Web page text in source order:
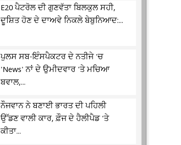
E20 ਪੈਟਰੋਲ ਦੀ ਗੁਣਵੱਤਾ ਬਿਲਕੁਲ ਸਹੀ,
ਦੂਸ਼ਿਤ ਹੋਣ ਦੇ ਦਾਅਵੇ ਨਿਕਲੇ ਬੇਬੁਨਿਆਦ:...
ਪੁਲਸ ਸਬ-ਇੰਸਪੈਕਟਰ ਦੇ ਨਤੀਜੇ 'ਚ
'News' ਨਾਂ ਦੇ ਉਮੀਦਵਾਰ 'ਤੇ ਮਚਿਆ
ਬਵਾਲ,...
ਨੌਜਵਾਨ ਨੇ ਬਣਾਈ ਭਾਰਤ ਦੀ ਪਹਿਲੀ
ਉੱਡਣ ਵਾਲੀ ਕਾਰ, ਫ਼ੌਜ ਦੇ ਹੈਲੀਪੈਡ 'ਤੇ
ਕੀਤਾ...